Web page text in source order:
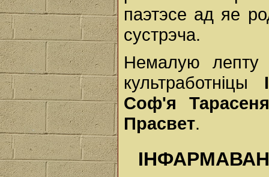
паэтэсе ад яе
сустрэча.
Немалую лепту
культработніцы
Соф'я
Прасвет.